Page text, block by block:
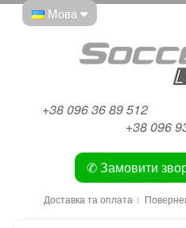
Мова
+38 096 36 89 512
+38 096
✆ Замовити
Доставка та оплата